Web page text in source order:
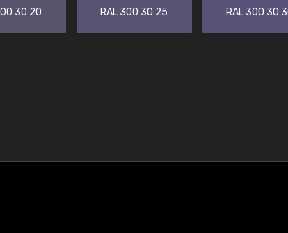
30 20 RAL 300 30 25 RAL 300 30